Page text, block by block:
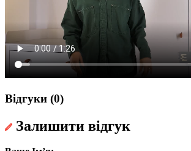
Відгуки (0)
Залишити відгук